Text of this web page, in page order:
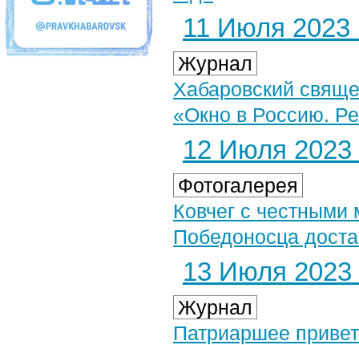
11 Июля 2023
Журнал
Хабаровский
«Окно в Россию.
12 Июля 2023
Фотогалерея
Ковчег с честными
Победоносца
13 Июля 2023
Журнал
Патриаршее